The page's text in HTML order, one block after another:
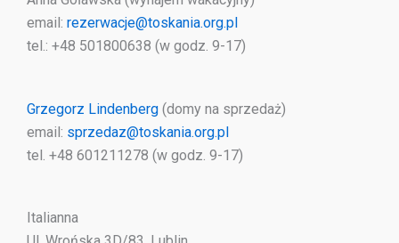
email: rezerwacje@toskania.org.pl
tel.: +48 501800638 (w godz. 9-17)
Grzegorz Lindenberg (domy na sprzedaż)
email: sprzedaz@toskania.org.pl
tel. +48 601211278 (w godz. 9-17)
Italianna